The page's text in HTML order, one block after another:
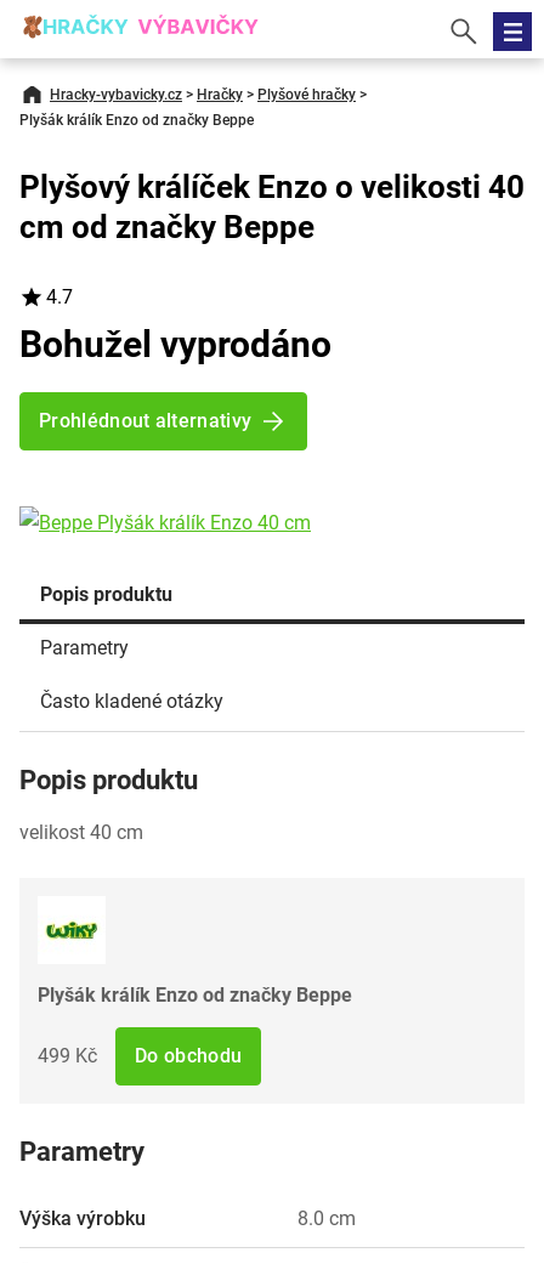
Hracky-vybavicky.cz > Hračky > Plyšové hračky >
Plyšák králík Enzo od značky Beppe
Popis produktu
Parametry
Často kladené otázky
Popis produktu
velikost 40 cm
Plyšák králík Enzo od značky Beppe
499 Kč Do obchodu
Parametry
Výška výrobku 8.0 cm
Plyšový králíček Enzo o velikosti 40
cm od značky Beppe
4.7
Bohužel vyprodáno
Prohlédnout alternativy